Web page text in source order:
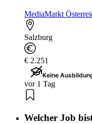
MediaMarkt
Salzburg
€ 2.251
Keine
vor 1 Tag
Welcher Job